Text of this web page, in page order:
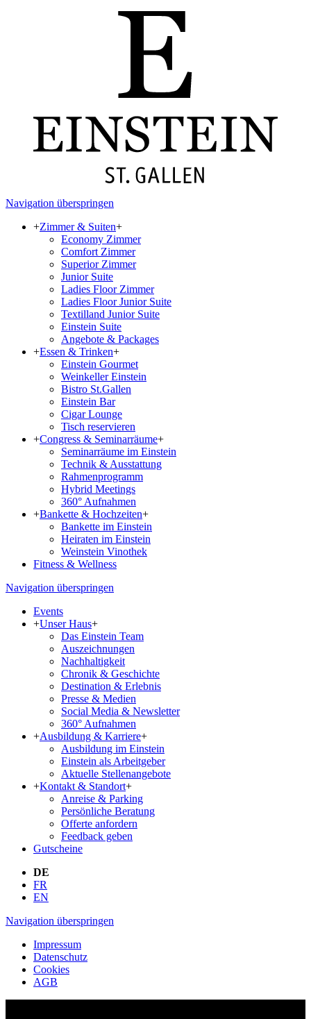
Navigation überspringen
+Zimmer & Suiten+
Economy Zimmer
Comfort Zimmer
Superior Zimmer
Junior Suite
Ladies Floor Zimmer
Ladies Floor Junior Suite
Textilland Junior Suite
Einstein Suite
Angebote & Packages
+Essen & Trinken+
Einstein Gourmet
Weinkeller Einstein
Bistro St.Gallen
Einstein Bar
Cigar Lounge
Tisch reservieren
+Congress & Seminarräume+
Seminarräume im Einstein
Technik & Ausstattung
Rahmenprogramm
Hybrid Meetings
360° Aufnahmen
+Bankette & Hochzeiten+
Bankette im Einstein
Heiraten im Einstein
Weinstein Vinothek
Fitness & Wellness
Navigation überspringen
Events
+Unser Haus+
Das Einstein Team
Aus­zeich­nun­gen
Nachhaltigkeit
Chronik & Geschichte
Destination & Erlebnis
Presse & Medien
Social Media & Newsletter
360° Aufnahmen
+Ausbildung & Karriere+
Ausbildung im Einstein
Einstein als Arbeitgeber
Aktuelle Stellenangebote
+Kontakt & Standort+
Anreise & Parking
Persönliche Beratung
Offerte anfordern
Feedback geben
Gutscheine
DE
FR
EN
Navigation überspringen
Impressum
Datenschutz
Cookies
AGB